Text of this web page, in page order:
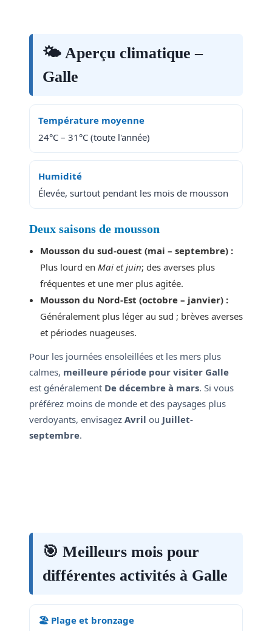
🌤 Aperçu climatique –
Galle
Température moyenne
24°C – 31°C (toute l'année)
Humidité
Élevée, surtout pendant les mois de mousson
Deux saisons de mousson
Mousson du sud-ouest (mai – septembre) :
Plus lourd en Mai et juin; des averses plus
fréquentes et une mer plus agitée.
Mousson du Nord-Est (octobre – janvier) :
Généralement plus léger au sud ; brèves averses
et périodes nuageuses.
Pour les journées ensoleillées et les mers plus
calmes, meilleure période pour visiter Galle
est généralement De décembre à mars. Si vous
préférez moins de monde et des paysages plus
verdoyants, envisagez Avril ou Juillet-
septembre.
🎯 Meilleurs mois pour
différentes activités à Galle
🏖️ Plage et bronzage